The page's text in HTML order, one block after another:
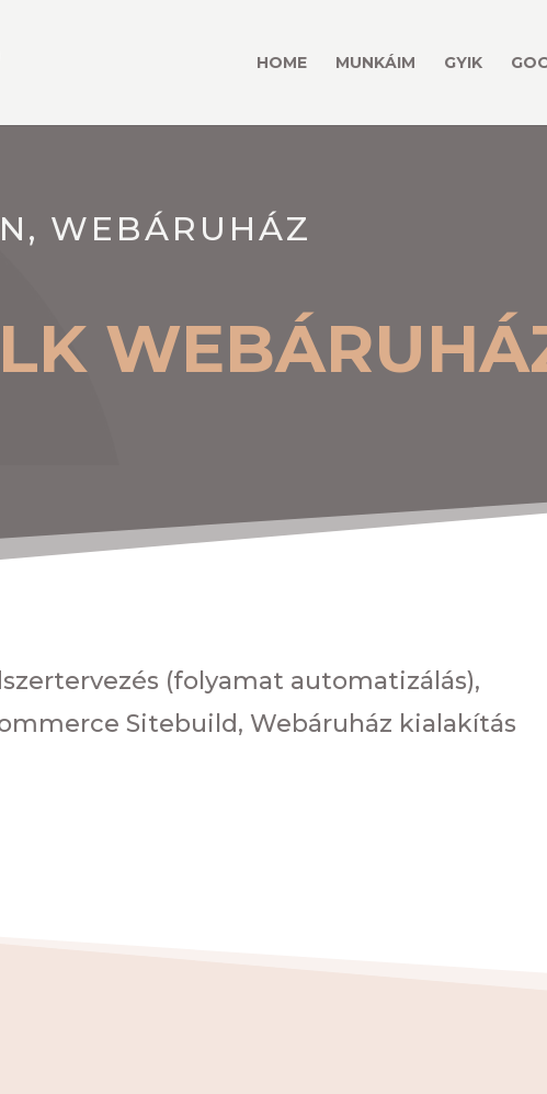
HOME MUNKÁIM GYIK
WEBÁRUHÁZ
(folyamat automatizálás),
Sitebuild, Webáruház kialakítás